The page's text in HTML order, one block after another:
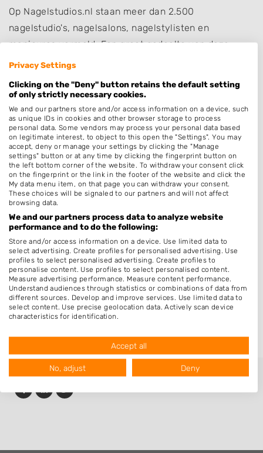
Op Nagelstudios.nl staan meer dan 2.500
nagelstudio's, nagelsalons, nagelstylisten en
manicures vermeld. Een groot gedeelte van deze
(ambulante) nagelstylisten vermeldt niet alleen NAW-
aantekening en specialisaties, een website en Social
Media accounts. De gegevens op de website worden
door de nagelstylisten zoveel mogelijk up-to-date.
Bezoekers
Nagelstudios.nl is een druk bezochte website die
maandelijks wordt bezocht door duizenden bezoekers.
Reviews en beoordelingen
Sinds juli 2018 is het mogelijk om een beoordeling
achter te laten. Zowel andere bezoekers als
nagelsalon eigenaren zijn gebaat bij een (positieve of
negatieve) review. Postieve reviews dragen bij aan de
goede naam van een nagelsalon, maar ook een
negatieve review kan er voor zorgen dat
Privacy Settings
Clicking on the "Deny" button retains the default setting
of only strictly necessary cookies.
We and our partners store and/or access information on a device, such
as unique IDs in cookies and other browser storage to process
personal data. Some vendors may process your personal data based
on legitimate interest, to object to this open the "Settings". You may
accept, deny or manage your settings by clicking the "Manage
settings" button or at any time by clicking the fingerprint button on
the left bottom corner of the website. To withdraw your consent click
on the fingerprint or the link in the footer of the website and click the
My data menu item, on that page you can withdraw your consent.
These choices will be signaled to our partners and will not affect
browsing data.
We and our partners process data to analyze website
performance and to do the following:
Store and/or access information on a device. Use limited data to
select advertising. Create profiles for personalised advertising. Use
profiles to select personalised advertising. Create profiles to
personalise content. Use profiles to select personalised content.
Measure advertising performance. Measure content performance.
Understand audiences through statistics or combinations of data from
different sources. Develop and improve services. Use limited data to
select content. Use precise geolocation data. Actively scan device
characteristics for identification.
USA.
Your consent and the cookie policy applies solely to this website/app.
View Partner List (1016 IAB Vendors)
We use your data for the following purposes:
IAB processing purposes:
Accept all
No, adjust Deny